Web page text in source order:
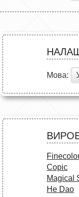
Мова:
Copic
Magical
He Dao